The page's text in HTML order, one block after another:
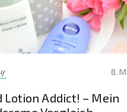
8.
Lotion Addict! – Mein